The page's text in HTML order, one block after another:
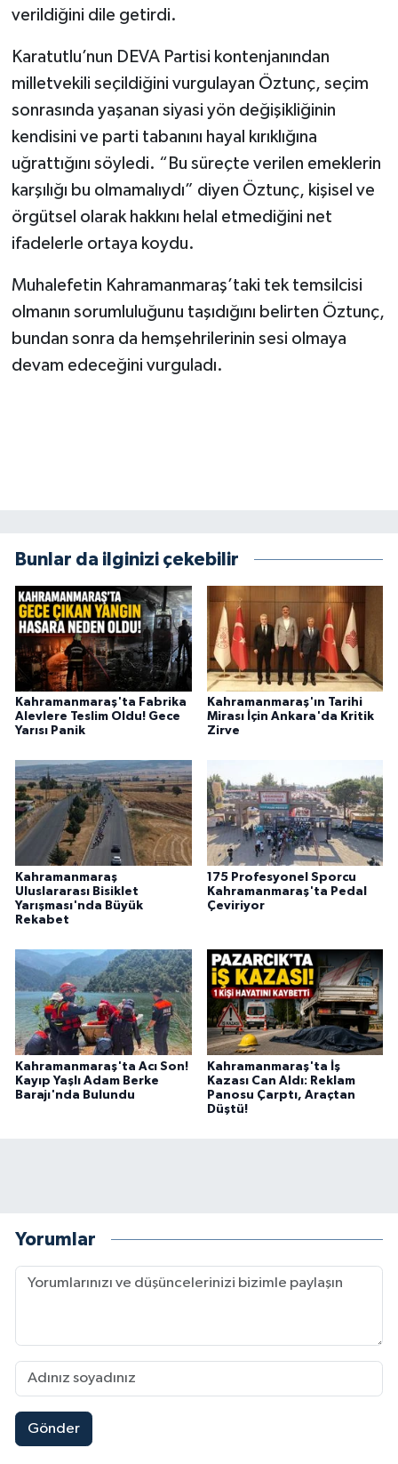
verildiğini dile getirdi.
Karatutlu’nun DEVA Partisi kontenjanından
milletvekili seçildiğini vurgulayan Öztunç, seçim
sonrasında yaşanan siyasi yön değişikliğinin
kendisini ve parti tabanını hayal kırıklığına
uğrattığını söyledi. “Bu süreçte verilen emeklerin
karşılığı bu olmamalıydı” diyen Öztunç, kişisel ve
örgütsel olarak hakkını helal etmediğini net
ifadelerle ortaya koydu.
Muhalefetin Kahramanmaraş’taki tek temsilcisi
olmanın sorumluluğunu taşıdığını belirten Öztunç,
bundan sonra da hemşehrilerinin sesi olmaya
devam edeceğini vurguladı.
Bunlar da ilginizi çekebilir
Kahramanmaraş'ta Fabrika
Alevlere Teslim Oldu! Gece
Yarısı Panik
Kahramanmaraş'ın Tarihi
Mirası İçin Ankara'da Kritik
Zirve
Kahramanmaraş
Uluslararası Bisiklet
Yarışması'nda Büyük
Rekabet
175 Profesyonel Sporcu
Kahramanmaraş'ta Pedal
Çeviriyor
Kahramanmaraş'ta Acı Son!
Kayıp Yaşlı Adam Berke
Barajı'nda Bulundu
Kahramanmaraş'ta İş
Kazası Can Aldı: Reklam
Panosu Çarptı, Araçtan
Düştü!
Yorumlar
Gönder
11:45 |Kahramanmaraş'ta Fabrika Alevlere Teslim Oldu!
Yemek
SİVİL TOPLUM
SEÇİM 2014
KİM KİMDİR
KİTAP
HEDEF2020
OTOMOBİL
YEREL
BÖLGEDEN
BİLİM TEKNOLOJİ
ASAYİŞ
SEÇİM 2015
ÇEVRE
BİLİM VE TEKNOLOJİ
YARIŞMALAR
TANITIM
HABERDE İNSAN